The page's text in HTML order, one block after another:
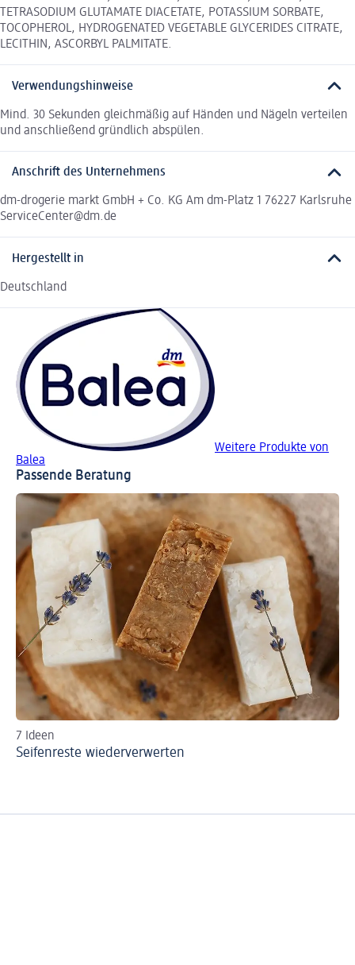
TETRASODIUM GLUTAMATE DIACETATE, POTASSIUM SORBATE,
TOCOPHEROL, HYDROGENATED VEGETABLE GLYCERIDES CITRATE,
LECITHIN, ASCORBYL PALMITATE.
Verwendungshinweise
Mind. 30 Sekunden gleichmäßig auf Händen und Nägeln verteilen
und anschließend gründlich abspülen.
Anschrift des Unternehmens
dm-drogerie markt GmbH + Co. KG Am dm-Platz 1 76227 Karlsruhe
ServiceCenter@dm.de
Hergestellt in
Deutschland
Weitere Produkte von
Balea
Passende Beratung
7 Ideen
Seifenreste wiederverwerten